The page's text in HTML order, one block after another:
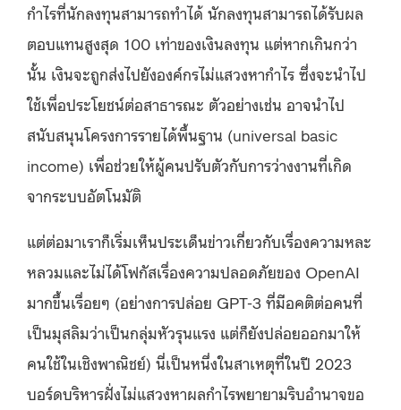
กำไรที่นักลงทุนสามารถทำได้ นักลงทุนสามารถได้รับผล
ตอบแทนสูงสุด 100 เท่าของเงินลงทุน แต่หากเกินกว่า
นั้น เงินจะถูกส่งไปยังองค์กรไม่แสวงหากำไร ซึ่งจะนำไป
ใช้เพื่อประโยชน์ต่อสาธารณะ ตัวอย่างเช่น อาจนำไป
สนับสนุนโครงการรายได้พื้นฐาน (universal basic
income) เพื่อช่วยให้ผู้คนปรับตัวกับการว่างงานที่เกิด
จากระบบอัตโนมัติ
แต่ต่อมาเราก็เริ่มเห็นประเด็นข่าวเกี่ยวกับเรื่องความหละ
หลวมและไม่ได้โฟกัสเรื่องความปลอดภัยของ OpenAI
มากขึ้นเรื่อยๆ (อย่างการปล่อย GPT-3 ที่มีอคติต่อคนที่
เป็นมุสลิมว่าเป็นกลุ่มหัวรุนแรง แต่ก็ยังปล่อยออกมาให้
คนใช้ในเชิงพาณิชย์) นี่เป็นหนึ่งในสาเหตุที่ในปี 2023
บอร์ดบริหารฝั่งไม่แสวงหาผลกำไรพยายามริบอำนาจขอ